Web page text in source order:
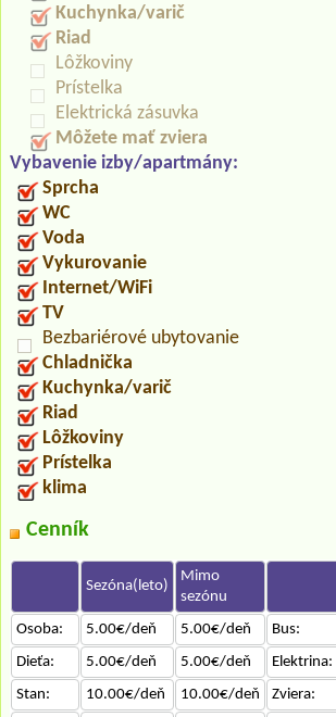
Kuchynka/varič
Riad
Lôžkoviny
Prístelka
Elektrická zásuvka
Môžete mať zviera
Vybavenie izby/apartmány:
Sprcha
WC
Voda
Vykurovanie
Internet/WiFi
TV
Bezbariérové ubytovanie
Chladnička
Kuchynka/varič
Riad
Lôžkoviny
Prístelka
klima
Cenník
Sezóna(leto)
Mimo
sezónu
Osoba:
5.00€/deň 5.00€/deň Bus:
Dieťa:
5.00€/deň 5.00€/deň Elektrina:
Stan:
10.00€/deň 10.00€/deň Zviera: